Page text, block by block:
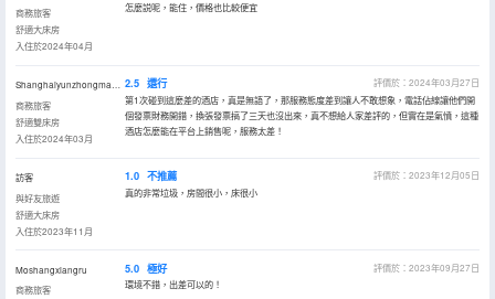
商務旅客
舒適大床房
入住於2024年04月
怎麼説呢，能住，價格也比較便宜
商務旅客
舒適雙床房
入住於2024年03月
2.5 還行
評價於：2024年03月27日
第1次碰到這麼差的酒店，真是無語了，那服務態度差到讓人不敢想象，電話佔線讓他們開
個發票財務開錯，換張發票搞了三天也沒出來，真不想給人家差評的，但實在是氣憤，這種
酒店怎麼能在平台上銷售呢，服務太差！
訪客
與好友旅遊
舒適大床房
入住於2023年11月
1.0 不推薦
評價於：2023年12月05日
真的非常垃圾，房間很小，床很小
Moshangxiangru
商務旅客
5.0 極好
評價於：2023年09月27日
環境不錯，出差可以的！